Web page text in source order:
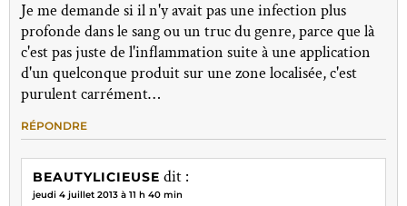
Je me demande si il n'y avait pas une infection plus
profonde dans le sang ou un truc du genre, parce que là
c'est pas juste de l'inflammation suite à une application
d'un quelconque produit sur une zone localisée, c'est
purulent carrément…
RÉPONDRE
BEAUTYLICIEUSE dit :
jeudi 4 juillet 2013 à 11 h 40 min